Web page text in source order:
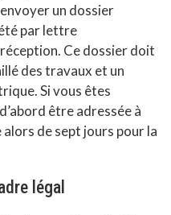
un dossier
par lettre
Ce dossier doit
des travaux et un
Si vous êtes
être adressée à
de sept jours pour la
légal